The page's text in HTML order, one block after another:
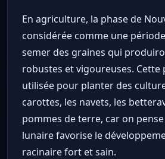
En agriculture, la phase de
considérée comme une
semer des graines qui
robustes et vigoureuses. Cette
utilisée pour planter des
carottes, les navets, les
pommes de terre, car on
lunaire favorise le
racinaire fort et sain.